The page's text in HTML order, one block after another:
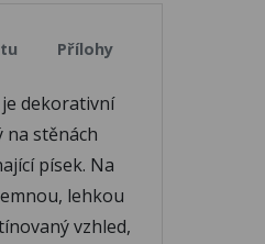
Přílohy
je dekorativní
stěnách
písek. Na
lehkou
vzhled,